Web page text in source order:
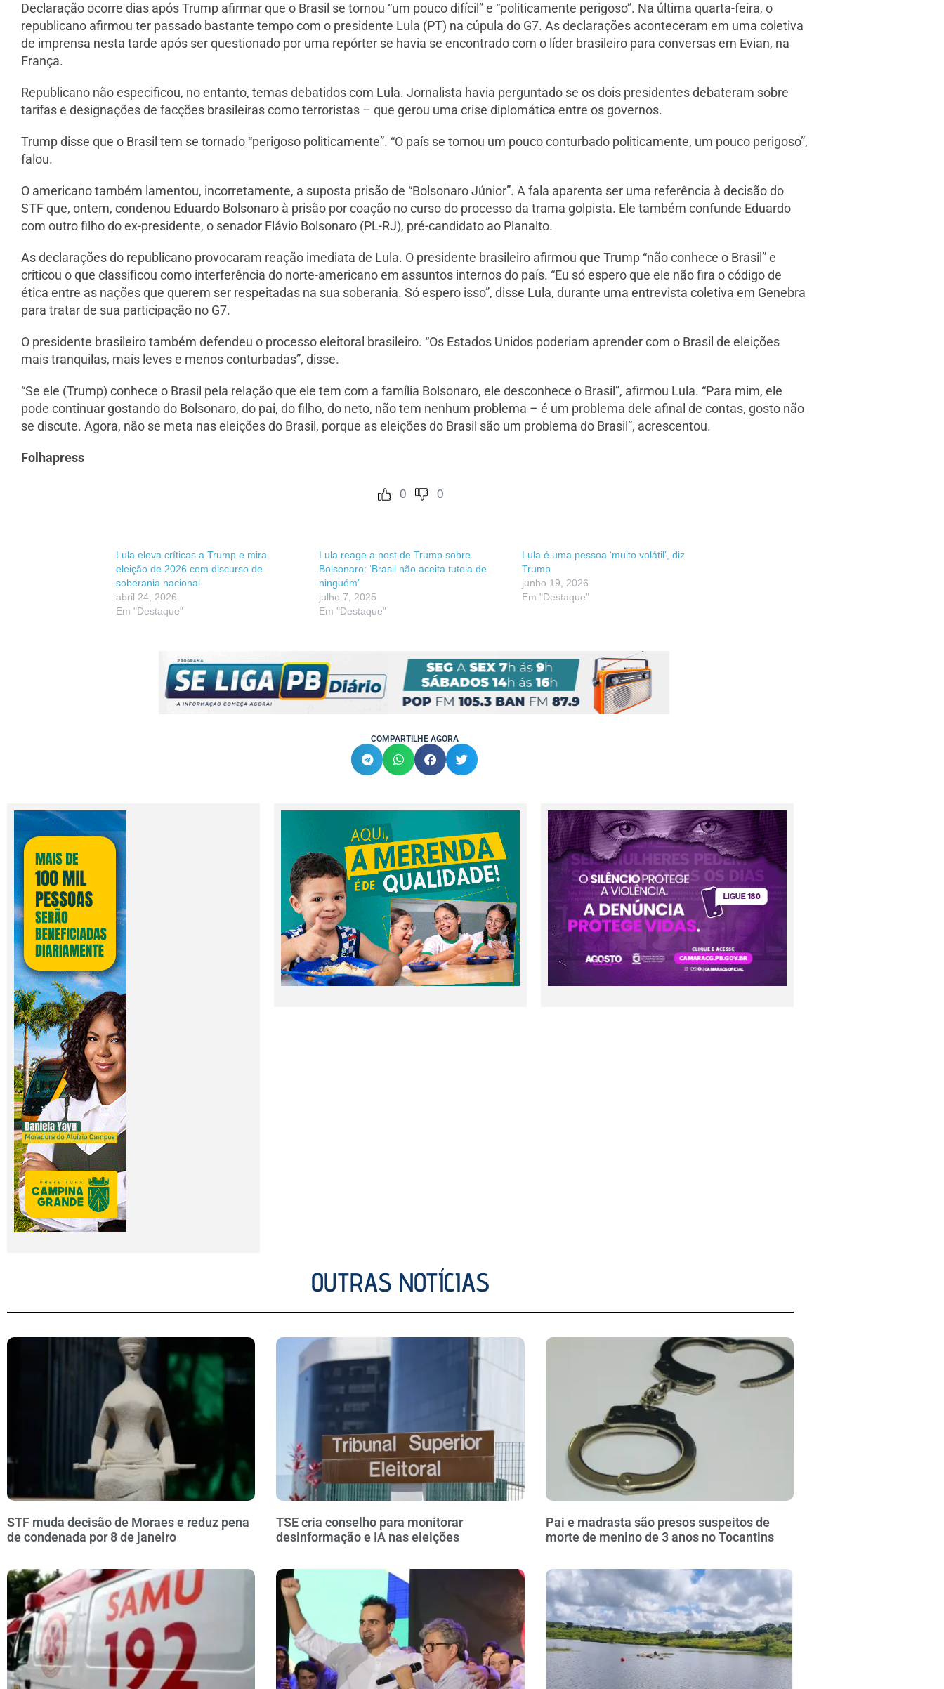
Declaração ocorre dias após Trump afirmar que o Brasil se tornou “um pouco difícil” e “politicamente perigoso”. Na última quarta-feira, o
republicano afirmou ter passado bastante tempo com o presidente Lula (PT) na cúpula do G7. As declarações aconteceram em uma coletiva
de imprensa nesta tarde após ser questionado por uma repórter se havia se encontrado com o líder brasileiro para conversas em Evian, na
França.
Republicano não especificou, no entanto, temas debatidos com Lula. Jornalista havia perguntado se os dois presidentes debateram sobre
tarifas e designações de facções brasileiras como terroristas – que gerou uma crise diplomática entre os governos.
Trump disse que o Brasil tem se tornado “perigoso politicamente”. “O país se tornou um pouco conturbado politicamente, um pouco perigoso”,
falou.
O americano também lamentou, incorretamente, a suposta prisão de “Bolsonaro Júnior”. A fala aparenta ser uma referência à decisão do
STF que, ontem, condenou Eduardo Bolsonaro à prisão por coação no curso do processo da trama golpista. Ele também confunde Eduardo
com outro filho do ex-presidente, o senador Flávio Bolsonaro (PL-RJ), pré-candidato ao Planalto.
As declarações do republicano provocaram reação imediata de Lula. O presidente brasileiro afirmou que Trump “não conhece o Brasil” e
criticou o que classificou como interferência do norte-americano em assuntos internos do país. “Eu só espero que ele não fira o código de
ética entre as nações que querem ser respeitadas na sua soberania. Só espero isso”, disse Lula, durante uma entrevista coletiva em Genebra
para tratar de sua participação no G7.
O presidente brasileiro também defendeu o processo eleitoral brasileiro. “Os Estados Unidos poderiam aprender com o Brasil de eleições
mais tranquilas, mais leves e menos conturbadas”, disse.
“Se ele (Trump) conhece o Brasil pela relação que ele tem com a família Bolsonaro, ele desconhece o Brasil”, afirmou Lula. “Para mim, ele
pode continuar gostando do Bolsonaro, do pai, do filho, do neto, não tem nenhum problema – é um problema dele afinal de contas, gosto não
se discute. Agora, não se meta nas eleições do Brasil, porque as eleições do Brasil são um problema do Brasil”, acrescentou.
Folhapress
0 0
Lula eleva críticas a Trump e mira
eleição de 2026 com discurso de
soberania nacional
abril 24, 2026
Em "Destaque"
Lula reage a post de Trump sobre
Bolsonaro: ‘Brasil não aceita tutela de
ninguém’
julho 7, 2025
Em "Destaque"
Lula é uma pessoa ‘muito volátil’, diz
Trump
junho 19, 2026
Em "Destaque"
COMPARTILHE AGORA
OUTRAS NOTÍCIAS
STF muda decisão de Moraes e reduz pena
de condenada por 8 de janeiro
TSE cria conselho para monitorar
desinformação e IA nas eleições
Pai e madrasta são presos suspeitos de
morte de menino de 3 anos no Tocantins